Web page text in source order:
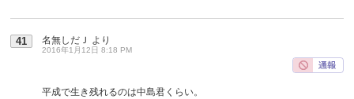
41 名無しだＪ より
2016年1月12日 8:18 PM
平成で生き残れるのは中島君くらい。